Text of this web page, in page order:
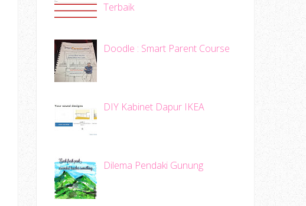
Terbaik
Doodle : Smart Parent Course
DIY Kabinet Dapur IKEA
Dilema Pendaki Gunung